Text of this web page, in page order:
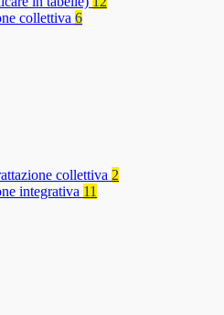
collettiva 6
collettiva 2
integrativa 11